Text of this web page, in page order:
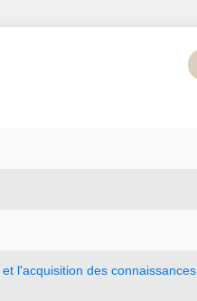
et l'acquisition des connaissances